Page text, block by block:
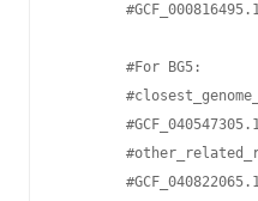
        #For BG5: